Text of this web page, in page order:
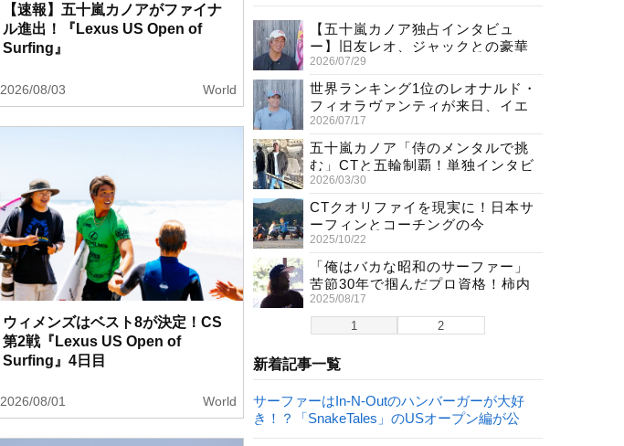
【速報】五十嵐カノアがファイナ
ル進出！『Lexus US Open of
Surfing』
2026/08/03 World
ウィメンズはベスト8が決定！CS
第2戦『Lexus US Open of
Surfing』4日目
2026/08/01 World
1 2
【五十嵐カノア独占インタビュ
ー】旧友レオ、ジャックとの豪華
プライベートセッション
2026/07/29
世界ランキング1位のレオナルド・
フィオラヴァンティが来日、イエ
ロージャージ獲得直後の独占イン
タビュー
2026/07/17
五十嵐カノア「侍のメンタルで挑
む」CTと五輪制覇！単独インタビ
ューで熱弁
2026/03/30
CTクオリファイを現実に！日本サ
ーフィンとコーチングの今
2025/10/22
「俺はバカな昭和のサーファー」
苦節30年で掴んだプロ資格！柿内
聖文(54)の生き様
2025/08/17
新着記事一覧
サーファーはIn-N-Outのハンバーガーが大好
き！？「SnakeTales」のUSオープン編が公